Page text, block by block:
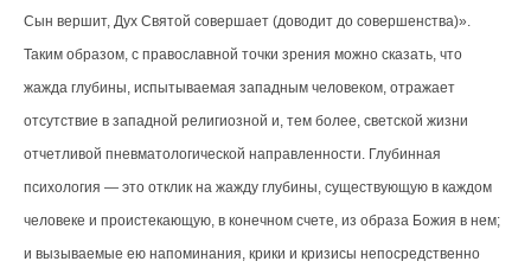
Сын вершит, Дух Святой совершает (доводит до совершенства)».
Таким образом, с православной точки зрения можно сказать, что
жажда глубины, испытываемая западным человеком, отражает
отсутствие в западной религиозной и, тем более, светской жизни
отчетливой пневматологической направленности. Глубинная
психология — это отклик на жажду глубины, существующую в каждом
человеке и проистекающую, в конечном счете, из образа Божия в нем;
и вызываемые ею напоминания, крики и кризисы непосредственно